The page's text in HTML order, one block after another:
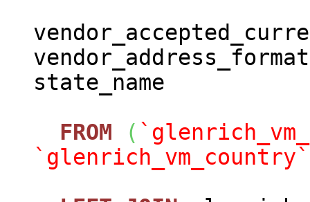
vendor_address_format
state_name
FROM
(
`glenrich_vm_country`